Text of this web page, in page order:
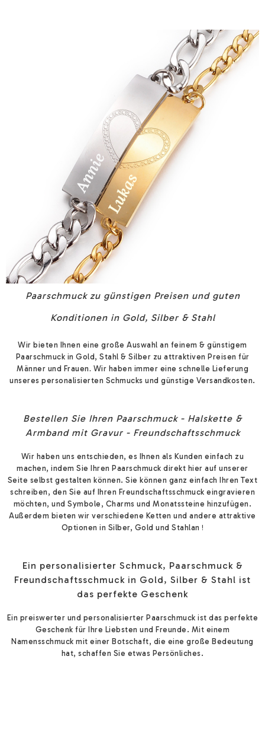
Paarschmuck zu günstigen Preisen und guten
Konditionen in Gold, Silber & Stahl
Wir bieten Ihnen eine große Auswahl an feinem & günstigem
Paarschmuck in Gold, Stahl & Silber zu attraktiven Preisen für
Männer und Frauen. Wir haben immer eine schnelle Lieferung
unseres personalisierten Schmucks und günstige Versandkosten.
Bestellen Sie Ihren Paarschmuck - Halskette &
Armband mit Gravur - Freundschaftsschmuck
Wir haben uns entschieden, es Ihnen als Kunden einfach zu
machen, indem Sie Ihren Paarschmuck direkt hier auf unserer
Seite selbst gestalten können.Sie können ganz einfach Ihren Text
schreiben, den Sie auf Ihren Freundschaftsschmuck eingravieren
möchten, undSymbole, Charms und Monatssteine hinzufügen.
Außerdem bieten wir verschiedene Ketten und andere attraktive
Optionen in Silber, Gold und Stahlan !
Ein personalisierter Schmuck, Paarschmuck &
Freundschaftsschmuck in Gold, Silber & Stahl ist
das perfekte Geschenk
Ein preiswerter und personalisierter Paarschmuck ist das perfekte
Geschenk für Ihre Liebsten und Freunde. Mit einem
Namensschmuck mit einer Botschaft, die eine große Bedeutung
hat, schaffen Sie etwas Persönliches.